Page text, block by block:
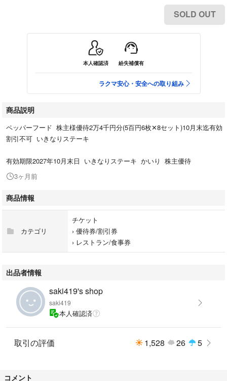
SOLD OUT
本人確認済 紛失補償有
ラクマ安心・安全への取り組み
商品説明
ペッパーフード 株主様優待2万4千円分(5百円6枚✕8セット)10月末迄有効
割引不可 いきなりステーキ
有効期限2027年10月末日 いきなりステーキ かいり 株主優待
3ヶ月前
商品情報
カテゴリ
チケット
› 優待券/割引券
› レストラン/食事券
出品者情報
saki419's shop
saki419
本人確認済
取引の評価 1,528 26 5
コメント